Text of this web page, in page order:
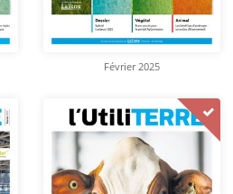
Février 2025